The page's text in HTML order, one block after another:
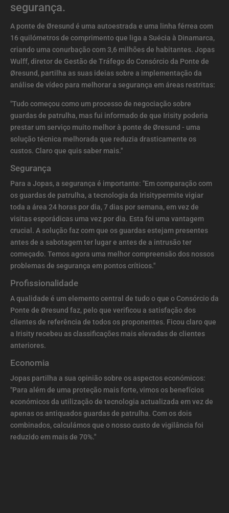
segurança.
A ponte de Øresund é uma autoestrada e uma linha férrea com
16 quilómetros de comprimento que liga a Suécia à Dinamarca,
criando uma conurbação com 3,6 milhões de habitantes. Jopas
Wulff, diretor de Gestão de Tráfego do Consórcio da Ponte de
Øresund, partilha as suas ideias sobre a implementação da
análise de vídeo para melhorar a segurança em áreas restritas:
"Tudo começou como um processo de negociação sobre
guardas de patrulha, mas fui informado de que Irisity poderia
prestar um serviço muito melhor à ponte de Øresund - uma
solução técnica melhorada que reduzia drasticamente os
custos. Claro que quis saber mais."
Segurança
Para a Jopas, a segurança é importante: "Em comparação com
os guardas de patrulha, a tecnologia da Irisitypermite vigiar
toda a área 24 horas por dia, 7 dias por semana, em vez de
visitas esporádicas uma vez por dia. Esta foi uma vantagem
crucial. A solução faz com que os guardas estejam presentes
antes de a sabotagem ter lugar e antes de a intrusão ter
começado. Temos agora uma melhor compreensão dos nossos
problemas de segurança em pontos críticos."
Profissionalidade
A qualidade é um elemento central de tudo o que o Consórcio da
Ponte de Øresund faz, pelo que verificou a satisfação dos
clientes de referência de todos os proponentes. Ficou claro que
a Irisity recebeu as classificações mais elevadas de clientes
anteriores.
Economia
Jopas partilha a sua opinião sobre os aspectos económicos:
"Para além de uma proteção mais forte, vimos os benefícios
económicos da utilização de tecnologia actualizada em vez de
apenas os antiquados guardas de patrulha. Com os dois
combinados, calculámos que o nosso custo de vigilância foi
reduzido em mais de 70%."